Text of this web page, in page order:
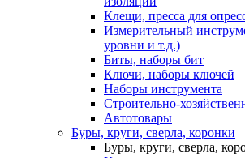
Клещи, пресса для
Измерительный
уровни и т.д.)
Биты, наборы бит
Ключи, наборы ключей
Наборы инструмента
Строительно-
Автотовары
Буры, круги, сверла, коронки
Буры, круги, сверла,